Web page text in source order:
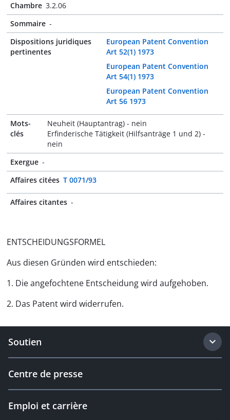
Chambre 3.2.06
Sommaire -
Dispositions juridiques
pertinentes
European Patent Convention
Art 52(1) 1973
European Patent Convention
Art 54(1) 1973
European Patent Convention
Art 56 1973
Mots-
clés
Neuheit (Hauptantrag) - nein
Erfinderische Tätigkeit (Hilfsanträge 1 und 2) -
nein
Exergue -
Affaires citées T 0071/93
Affaires citantes -
ENTSCHEIDUNGSFORMEL
Aus diesen Gründen wird entschieden:
1. Die angefochtene Entscheidung wird aufgehoben.
2. Das Patent wird widerrufen.
Soutien
Centre de presse
Emploi et carrière